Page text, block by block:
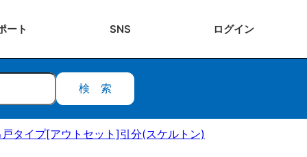
ート SNS ログイン
検索
戸タイプ[アウトセット]引分(スケルトン)